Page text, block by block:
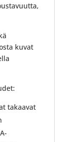
kuvat
takaavat